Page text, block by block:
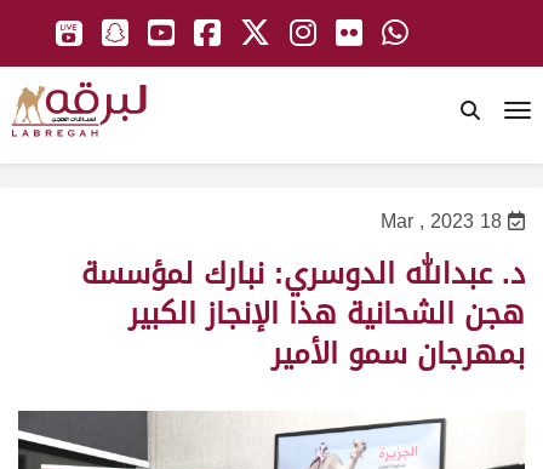
18 Mar , 2023
د. عبدالله الدوسري: نبارك لمؤسسة
هجن الشحانية هذا الإنجاز الكبير
بمهرجان سمو الأمير